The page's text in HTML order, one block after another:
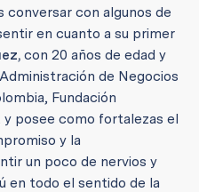
conversar con algunos de
en cuanto a su primer
con 20 años de edad y
de Negocios
Fundación
y posee como fortalezas el
y la
un poco de nervios y
en todo el sentido de la